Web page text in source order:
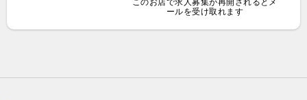
ールを受け取れます